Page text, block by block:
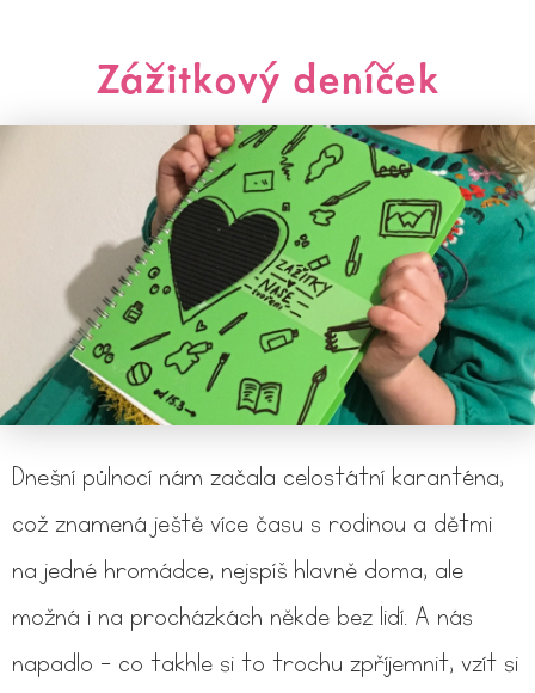
Zážitkový deníček
Dnešní půlnocí nám začala celostátní karanténa,
což znamená ještě více času s rodinou a dětmi
na jedné hromádce, nejspíš hlavně doma, ale
možná i na procházkách někde bez lidí. A nás
napadlo - co takhle si to trochu zpříjemnit, vzít si